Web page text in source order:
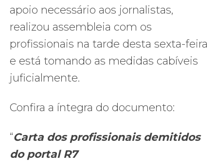
apoio necessário aos jornalistas,
realizou assembleia com os
profissionais na tarde desta sexta-feira
e está tomando as medidas cabíveis
juficialmente.
Confira a íntegra do documento:
“Carta dos profissionais demitidos
do portal R7